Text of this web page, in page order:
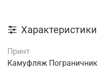
Характеристики
Принт
Камуфляж Пограничник